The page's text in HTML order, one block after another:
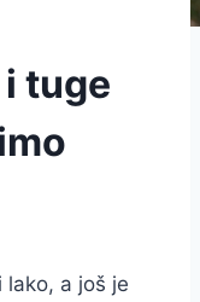
tuge
lako, a još je